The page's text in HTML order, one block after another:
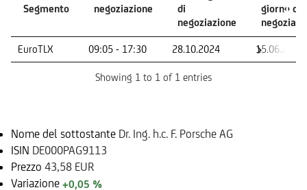
Segmento
negoziazione
di
negoziazione
giorno di
Mercato -
Orario di
Primo giorno
negoziazione
Ultimo
EuroTLX 09:05 - 17:30 28.10.2024 15.06.2026
Showing 1 to 1 of 1 entries
Nome del sottostante Dr. Ing. h.c. F. Porsche AG
ISIN DE000PAG9113
Prezzo 43,58 EUR
Variazione +0,05 %